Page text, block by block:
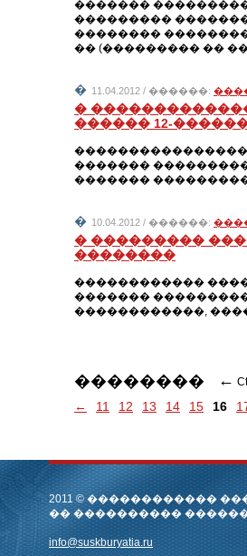
�������
���������
�������� ��������
�� (��������� ��
� 11.04.2012 / ������:
�
������ 12-
�������
�������
� 10.04.2012 / ������:
� ���������
��������
������������
�������
������������,
�������� ←
← 11 12 13 14 15 16
2011 © ������������
�� ����������
info@suskburyatia.ru